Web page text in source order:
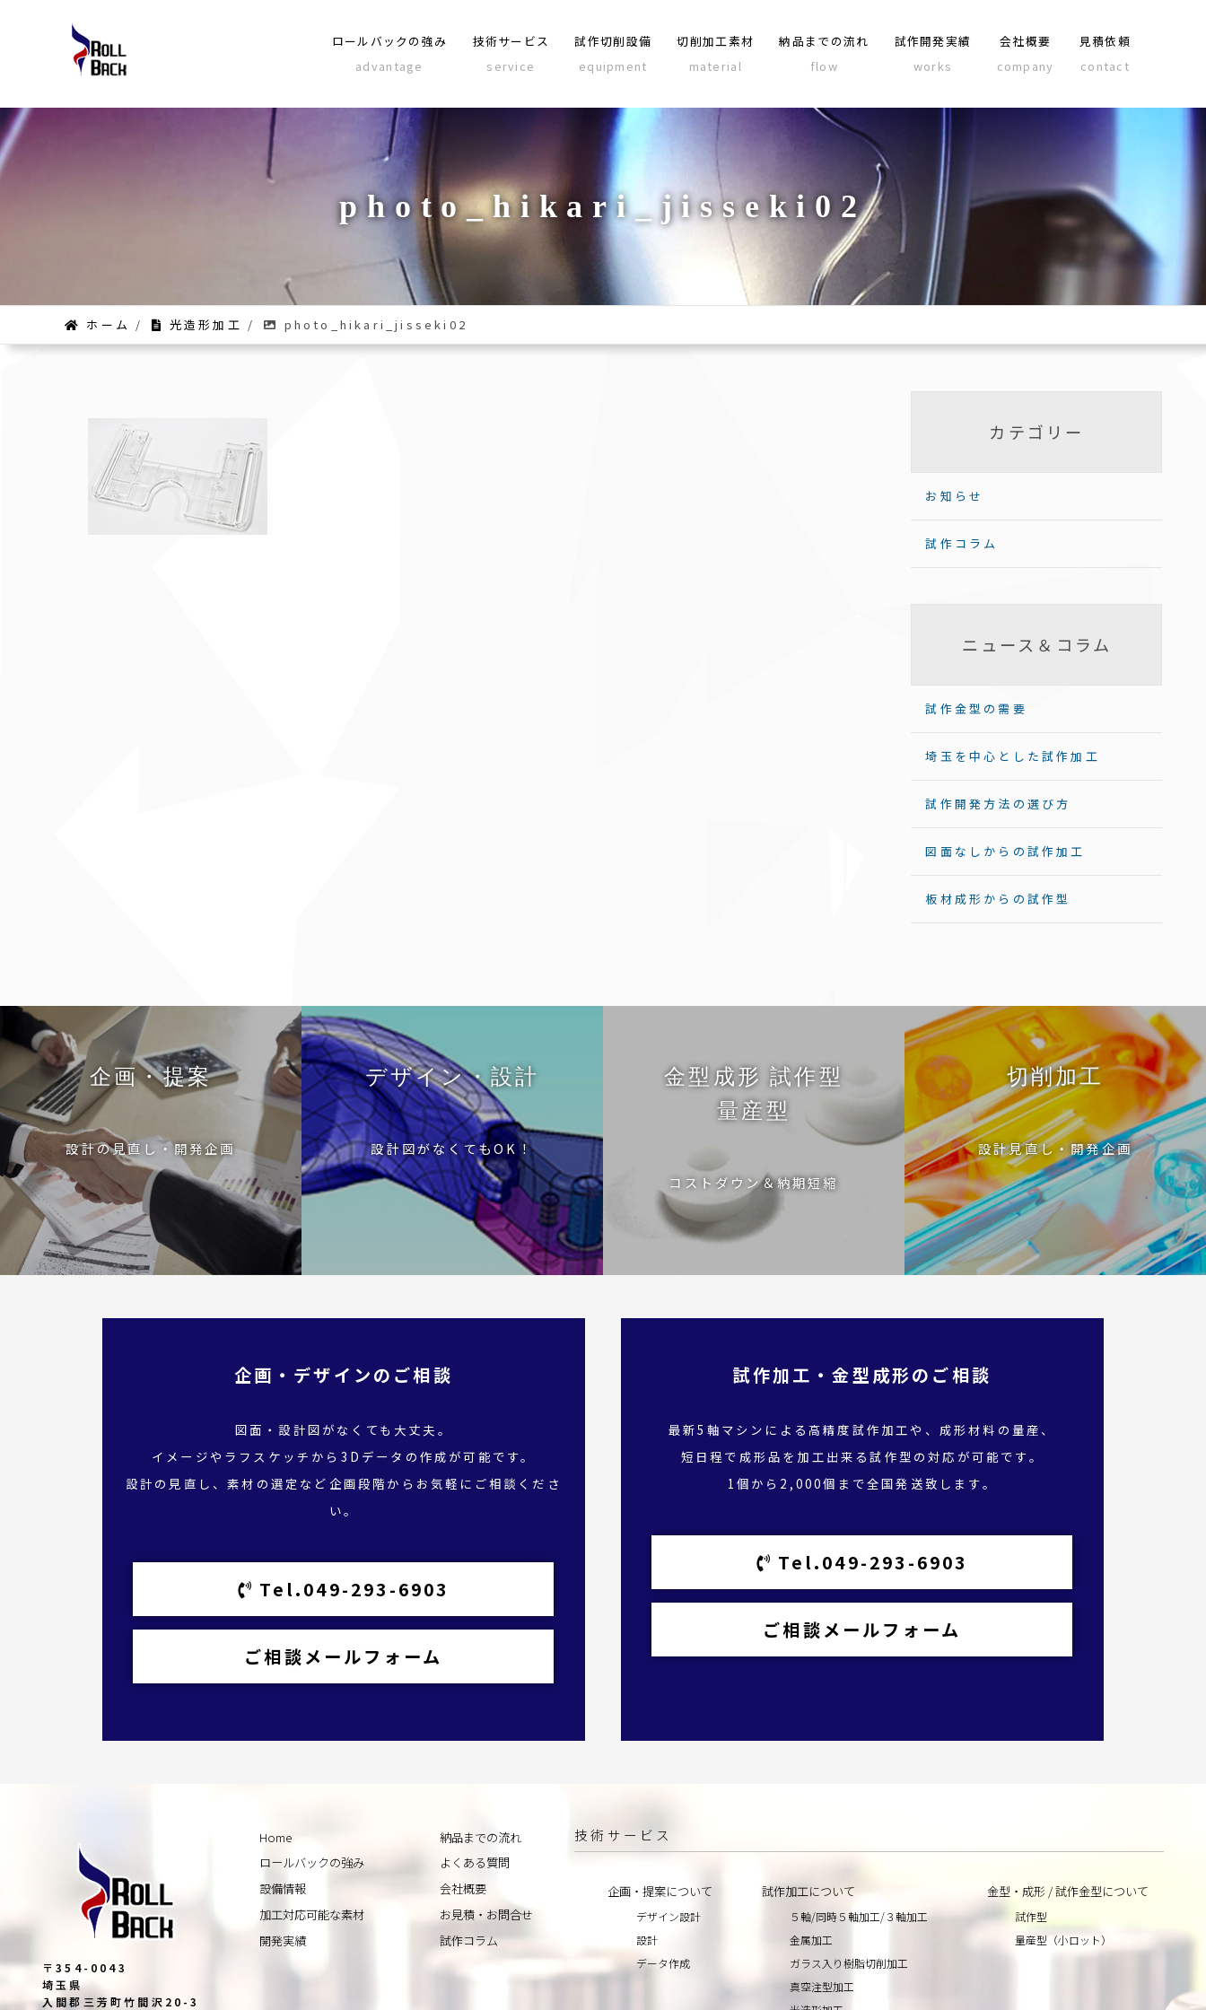
ロールバックの強み
advantage
技術サービス
service
試作切削設備
equipment
切削加工素材
material
納品までの流れ
flow
試作開発実績
works
会社概要
company
見積依頼
contact
photo_hikari_jisseki02
ホーム / 光造形加工 / photo_hikari_jisseki02
カテゴリー
お知らせ
試作コラム
ニュース＆コラム
試作金型の需要
埼玉を中心とした試作加工
試作開発方法の選び方
図面なしからの試作加工
板材成形からの試作型
企画・提案
設計の見直し・開発企画
デザイン・設計
設計図がなくてもOK！
金型成形 試作型
量産型
コストダウン＆納期短縮
切削加工
設計見直し・開発企画
企画・デザインのご相談
図面・設計図がなくても大丈夫。
イメージやラフスケッチから3Dデータの作成が可能です。
設計の見直し、素材の選定など企画段階からお気軽にご相談くださ
い。
Tel.049-293-6903
ご相談メールフォーム
試作加工・金型成形のご相談
最新5軸マシンによる高精度試作加工や、成形材料の量産、
短日程で成形品を加工出来る試作型の対応が可能です。
1個から2,000個まで全国発送致します。
Tel.049-293-6903
ご相談メールフォーム
〒354-0043
埼玉県
入間郡三芳町竹間沢20-3
Home
ロールバックの強み
設備情報
加工対応可能な素材
開発実績
納品までの流れ
よくある質問
会社概要
お見積・お問合せ
試作コラム
技術サービス
企画・提案について
デザイン設計
設計
データ作成
試作加工について
５軸/同時５軸加工/３軸加工
金属加工
ガラス入り樹脂切削加工
真空注型加工
金型・成形 / 試作金型について
試作型
量産型（小ロット）